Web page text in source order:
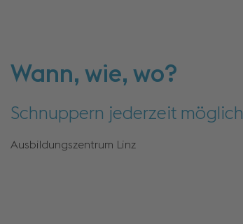
Wann, wie, wo?
Schnuppern jederzeit möglich
Ausbildungszentrum Linz